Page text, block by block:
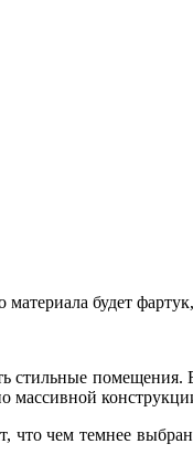
будет
стильные помещения.
массивной
что чем темнее